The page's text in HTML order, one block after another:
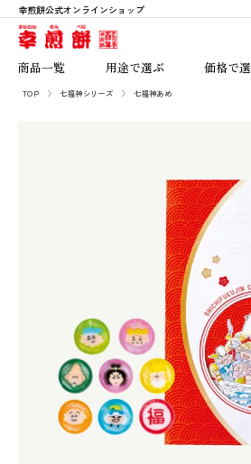
幸煎餅公式オンラインショップ
商品一覧 用途で選ぶ 価格で
商品一覧
用途で選ぶ
幸煎餅のこだわり
ご利用ガイド
よくあるご質問
お客様の声
店舗のご案内
会社概要
お知らせ
法人様
お問
TOP 七福神シリーズ 七福神あめ